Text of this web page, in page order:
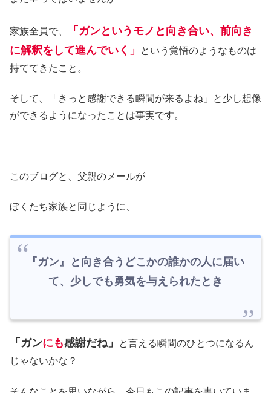
家族全員で、
「ガンというモノと向き合い、前向き
に解釈をして進んでいく」
という覚悟のようなものは
持ててきたこと。
そして、「きっと感謝できる瞬間が来るよね」と少し想像
ができるようになったことは事実です。
このブログと、父親のメールが
ぼくたち家族と同じように、
『ガン』と向き合うどこかの誰かの人に届い
て、少しでも勇気を与えられたとき
「ガンにも感謝だね」
と言える瞬間のひとつになるん
じゃないかな？